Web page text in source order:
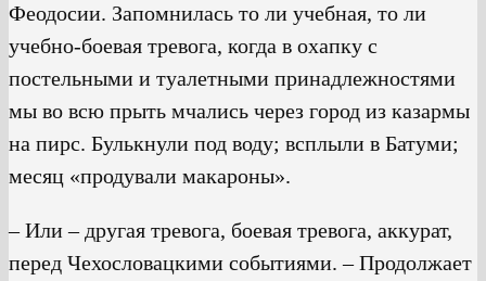
Феодосии. Запомнилась то ли учебная, то ли
учебно-боевая тревога, когда в охапку с
постельными и туалетными принадлежностями
мы во всю прыть мчались через город из казармы
на пирс. Булькнули под воду; всплыли в Батуми;
месяц «продували макароны».
– Или – другая тревога, боевая тревога, аккурат,
перед Чехословацкими событиями. – Продолжает